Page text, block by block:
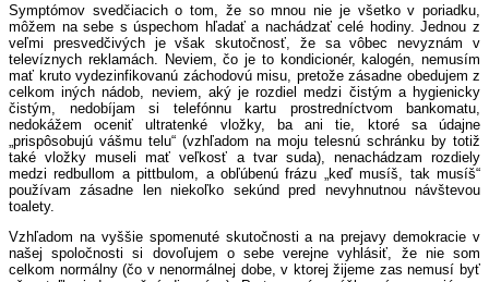
Symptómov svedčiacich o tom, že so mnou nie je všetko v poriadku,
môžem na sebe s úspechom hľadať a nachádzať celé hodiny. Jednou z
veľmi presvedčivých je však skutočnosť, že sa vôbec nevyznám v
televíznych reklamách. Neviem, čo je to kondicionér, kalogén, nemusím
mať kruto vydezinfikovanú záchodovú misu, pretože zásadne obedujem z
celkom iných nádob, neviem, aký je rozdiel medzi čistým a hygienicky
čistým, nedobíjam si telefónnu kartu prostredníctvom bankomatu,
nedokážem oceniť ultratenké vložky, ba ani tie, ktoré sa údajne
„prispôsobujú vášmu telu“ (vzhľadom na moju telesnú schránku by totiž
také vložky museli mať veľkosť a tvar suda), nenachádzam rozdiely
medzi redbullom a pittbulom, a obľúbenú frázu „keď musíš, tak musíš“
používam zásadne len niekoľko sekúnd pred nevyhnutnou návštevou
toalety.
Vzhľadom na vyššie spomenuté skutočnosti a na prejavy demokracie v
našej spoločnosti si dovoľujem o sebe verejne vyhlásiť, že nie som
celkom normálny (čo v nenormálnej dobe, v ktorej žijeme zas nemusí byť